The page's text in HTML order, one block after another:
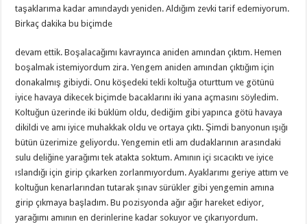
taşaklarıma kadar amındaydı yeniden. Aldığım zevki tarif edemiyorum.
Birkaç dakika bu biçimde
devam ettik. Boşalacağımı kavrayınca aniden amından çıktım. Hemen
boşalmak istemiyordum zira. Yengem aniden amından çıktığım için
donakalmış gibiydi. Onu köşedeki tekli koltuğa oturttum ve götünü
iyice havaya dikecek biçimde bacaklarını iki yana açmasını söyledim.
Koltuğun üzerinde iki büklüm oldu, dediğim gibi yapınca götü havaya
dikildi ve amı iyice muhakkak oldu ve ortaya çıktı. Şimdi banyonun ışığı
bütün üzerimize geliyordu. Yengemin etli am dudaklarının arasındaki
sulu deliğine yarağımı tek atakta soktum. Amının içi sıcacıktı ve iyice
ıslandığı için girip çıkarken zorlanmıyordum. Ayaklarımı geriye attım ve
koltuğun kenarlarından tutarak şınav sürükler gibi yengemin amına
girip çıkmaya başladım. Bu pozisyonda ağır ağır hareket ediyor,
yarağımı amının en derinlerine kadar sokuyor ve çıkarıyordum.